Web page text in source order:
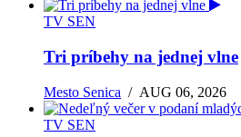
TV SEN
Tri príbehy na jednej vlne
Mesto Senica /AUG 06, 2026
TV SEN